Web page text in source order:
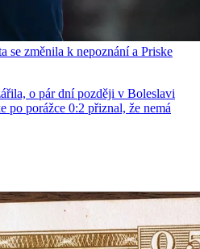
se změnila k nepoznání a Priske
o pár dní později v Boleslavi
po porážce 0:2 přiznal, že nemá